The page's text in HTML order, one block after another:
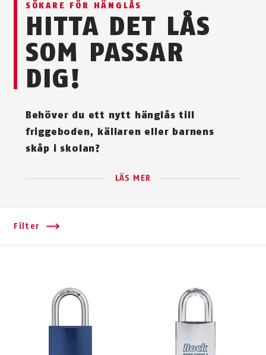
SÖKARE FÖR HÄNGLÅS
HITTA DET LÅS
SOM PASSAR
DIG!
Behöver du ett nytt hänglås till
friggeboden, källaren eller barnens
skåp i skolan?
LÄS MER
Filter